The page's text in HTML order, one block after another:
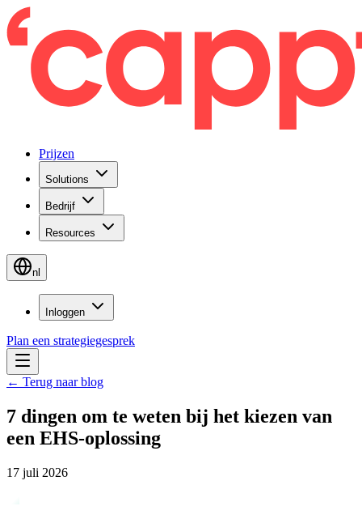
Prijzen
Solutions
Bedrijf
Resources
nl
Inloggen
Plan een strategiegesprek
← Terug naar blog
7 dingen om te weten bij het kiezen van
een EHS-oplossing
17 juli 2026